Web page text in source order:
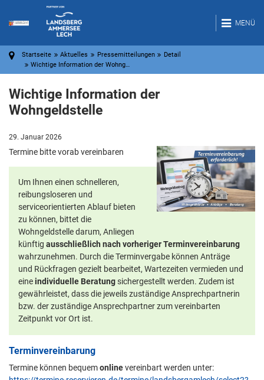
MENÜ
Startseite Aktuelles Pressemitteilungen
Detail
Wichtige Information der Wohng…
Wichtige Information der
Wohngeldstelle
29. Januar 2026
Termine bitte vorab vereinbaren
Um Ihnen einen schnelleren,
reibungsloseren und
serviceorientierten Ablauf bieten
zu können, bittet die
Wohngeldstelle darum, Anliegen
künftigausschließlich nach vorheriger Terminvereinbarung
wahrzunehmen. Durch die Terminvergabe können Anträge
und Rückfragen gezielt bearbeitet, Wartezeiten vermieden und
eineindividuelle Beratungsichergestellt werden. Zudem ist
gewährleistet, dass die jeweils zuständige Ansprechpartnerin
bzw. der zuständige Ansprechpartner zum vereinbarten
Zeitpunkt vor Ort ist.
Terminvereinbarung
Termine können bequemonlinevereinbart werden unter: